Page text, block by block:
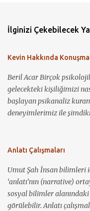
İlginizi Çekebilecek
Kevin Hakkında
Beril Acar Birçok
gelecekteki kişiliğimizi
başlayan psikanaliz
deneyimlerimiz ile
dönüşebildiğini, annelik
kullanılabileceğini
veren birincil kişinin anne
bunun bir zorunlulukmuş
Öte yandan, çocuk sahibi
Anlatı Çalışmaları
Umut Şah İnsan bilimleri
‘anlatı’nın (narrative)
sosyal bilimler alanındaki
görülebilir. Anlatı